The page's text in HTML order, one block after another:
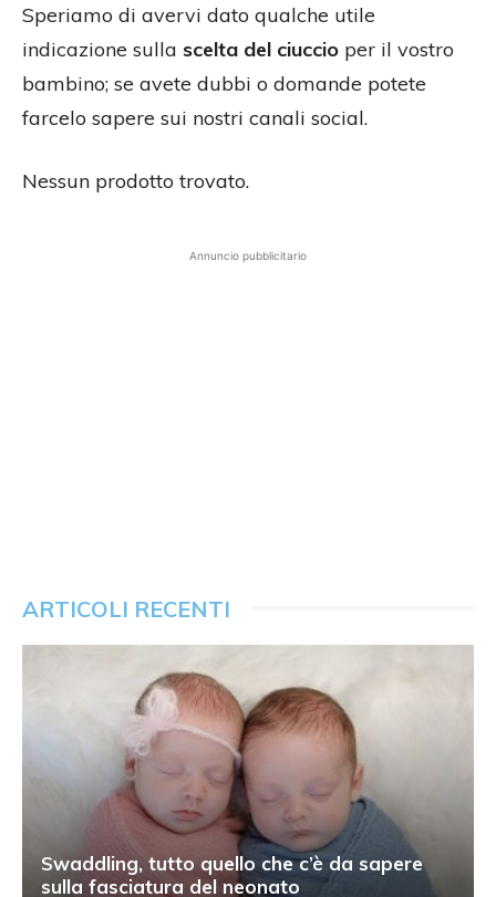
Speriamo di avervi dato qualche utile
indicazione sulla scelta del ciuccio per il vostro
bambino; se avete dubbi o domande potete
farcelo sapere sui nostri canali social.
Nessun prodotto trovato.
Annuncio pubblicitario
ARTICOLI RECENTI
Swaddling, tutto quello che c’è da sapere
sulla fasciatura del neonato